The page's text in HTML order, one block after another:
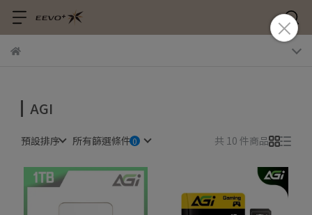
AGI
預設排序 所有篩選條件 共 10 件商品